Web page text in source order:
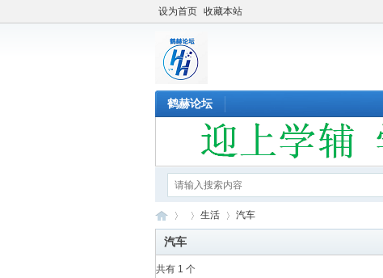
设为首页 收藏本站
鹤赫论坛
生活 汽车
汽车
共有 1 个